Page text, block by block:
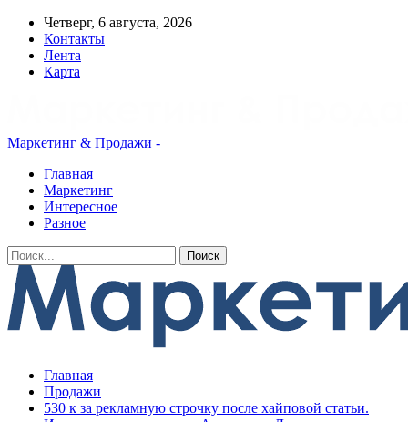
Четверг, 6 августа, 2026
Контакты
Лента
Карта
Маркетинг & Продажи -
Главная
Маркетинг
Интересное
Разное
Главная
Продажи
530 к за рекламную строчку после хайповой статьи.